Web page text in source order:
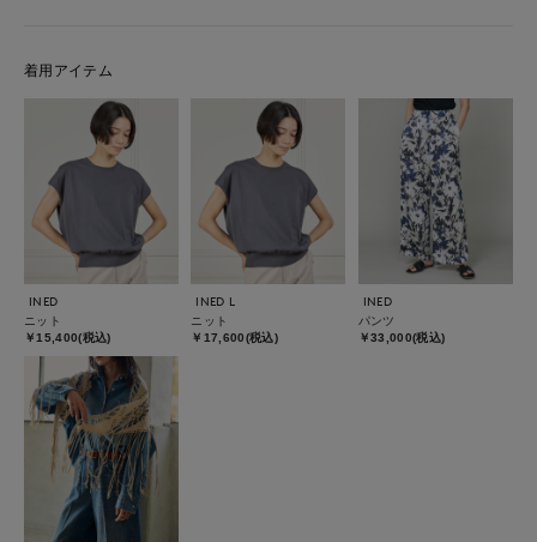
着用アイテム
INED
ニット
￥15,400(税込)
INED L
ニット
￥17,600(税込)
INED
パンツ
￥33,000(税込)